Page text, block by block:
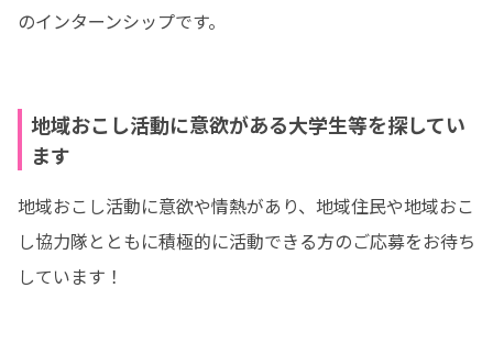
のインターンシップです。
地域おこし活動に意欲がある大学生等を探してい
ます
地域おこし活動に意欲や情熱があり、地域住民や地域おこ
し協力隊とともに積極的に活動できる方のご応募をお待ち
しています！